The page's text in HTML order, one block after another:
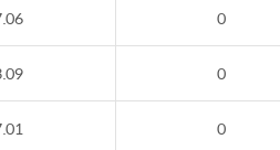
0
0
0